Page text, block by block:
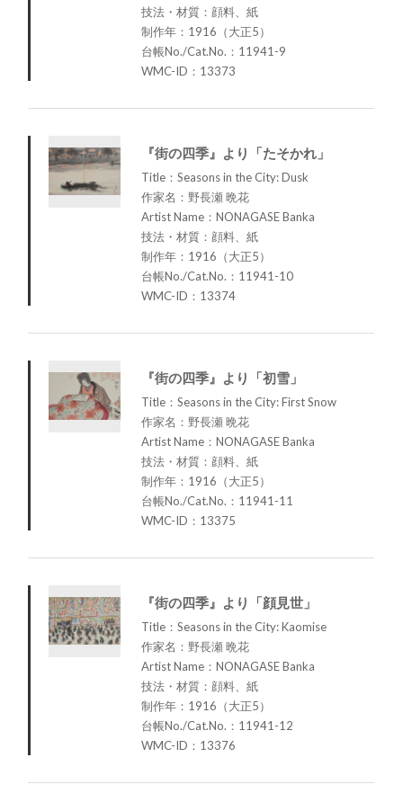
技法・材質：顔料、紙
制作年：1916（大正5）
台帳No./Cat.No.：11941-9
WMC-ID：13373
『街の四季』より「たそかれ」
Title：Seasons in the City: Dusk
作家名：野長瀬 晩花
Artist Name：NONAGASE Banka
技法・材質：顔料、紙
制作年：1916（大正5）
台帳No./Cat.No.：11941-10
WMC-ID：13374
『街の四季』より「初雪」
Title：Seasons in the City: First Snow
作家名：野長瀬 晩花
Artist Name：NONAGASE Banka
技法・材質：顔料、紙
制作年：1916（大正5）
台帳No./Cat.No.：11941-11
WMC-ID：13375
『街の四季』より「顔見世」
Title：Seasons in the City: Kaomise
作家名：野長瀬 晩花
Artist Name：NONAGASE Banka
技法・材質：顔料、紙
制作年：1916（大正5）
台帳No./Cat.No.：11941-12
WMC-ID：13376